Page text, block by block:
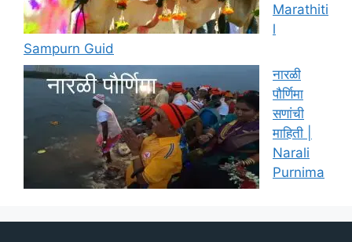
Marathiti
l
Sampurn Guid
नारळी
पौर्णिमा
सणांची
माहिती |
Narali
Purnima